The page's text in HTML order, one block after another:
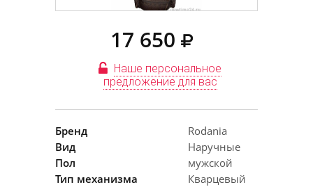
17 650
Наше персональное
предложение для вас
Бренд
Rodania
Вид
Наручные
Пол
мужской
Тип механизма
Кварцевый